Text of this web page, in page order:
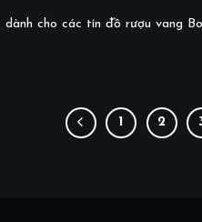
cho các tín đồ rượu vang
1 2